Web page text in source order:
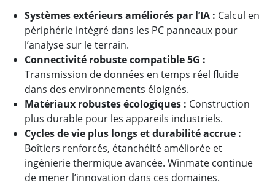
Systèmes extérieurs améliorés par l’IA : Calcul en
périphérie intégré dans les PC panneaux pour
l’analyse sur le terrain.
Connectivité robuste compatible 5G :
Transmission de données en temps réel fluide
dans des environnements éloignés.
Matériaux robustes écologiques : Construction
plus durable pour les appareils industriels.
Cycles de vie plus longs et durabilité accrue :
Boîtiers renforcés, étanchéité améliorée et
ingénierie thermique avancée. Winmate continue
de mener l’innovation dans ces domaines.